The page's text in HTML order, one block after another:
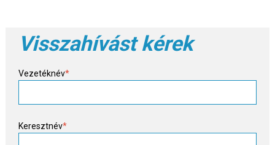
Visszahívást kérek
Vezetéknév*
Keresztnév*